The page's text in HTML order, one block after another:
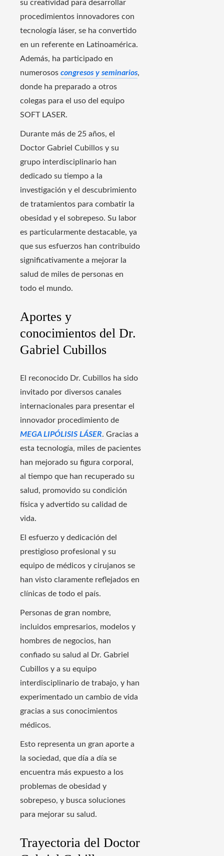
su creatividad para desarrollar
procedimientos innovadores con
tecnología láser, se ha convertido
en un referente en Latinoamérica.
Además, ha participado en
numerosos congresos y seminarios,
donde ha preparado a otros
colegas para el uso del equipo
SOFT LASER.
Durante más de 25 años, el
Doctor Gabriel Cubillos y su
grupo interdisciplinario han
dedicado su tiempo a la
investigación y el descubrimiento
de tratamientos para combatir la
obesidad y el sobrepeso. Su labor
es particularmente destacable, ya
que sus esfuerzos han contribuido
significativamente a mejorar la
salud de miles de personas en
todo el mundo.
Aportes y
conocimientos del Dr.
Gabriel Cubillos
El reconocido Dr. Cubillos ha sido
invitado por diversos canales
internacionales para presentar el
innovador procedimiento de
MEGA LIPÓLISIS LÁSER. Gracias a
esta tecnología, miles de pacientes
han mejorado su figura corporal,
al tiempo que han recuperado su
salud, promovido su condición
física y advertido su calidad de
vida.
El esfuerzo y dedicación del
prestigioso profesional y su
equipo de médicos y cirujanos se
han visto claramente reflejados en
clínicas de todo el país.
Personas de gran nombre,
incluidos empresarios, modelos y
hombres de negocios, han
confiado su salud al Dr. Gabriel
Cubillos y a su equipo
interdisciplinario de trabajo, y han
experimentado un cambio de vida
gracias a sus conocimientos
médicos.
Esto representa un gran aporte a
la sociedad, que día a día se
encuentra más expuesto a los
problemas de obesidad y
sobrepeso, y busca soluciones
para mejorar su salud.
Trayectoria del Doctor